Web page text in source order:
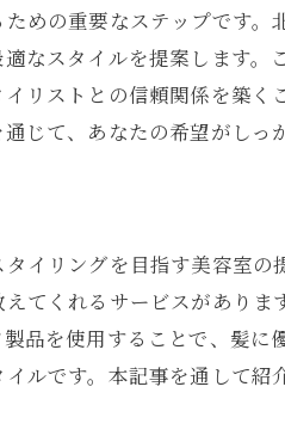
タイルを提案するプロセス
イルのためのヘアケア
イルの維持方法
タイルに特化したサロンの特
室の評判をチェック
敗しないポイント
めの重要なステップです
なスタイルを提案します
リストとの信頼関係を築
じて、あなたの希望がしっ
イリングを目指す美容室
てくれるサービスがあり
品を使用することで、髪
ルです。本記事を通して